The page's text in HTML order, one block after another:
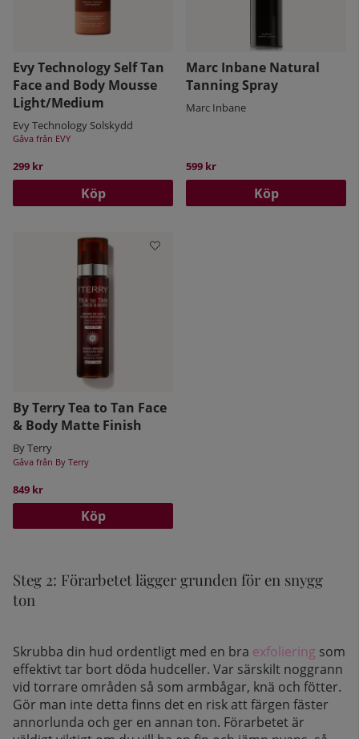
Evy Technology Self Tan
Face and Body Mousse
Light/Medium
Evy Technology Solskydd
Gåva från EVY
299 kr
Köp
Marc Inbane Natural
Tanning Spray
Marc Inbane
599 kr
Köp
By Terry Tea to Tan Face
& Body Matte Finish
By Terry
Gåva från By Terry
849 kr
Köp
Steg 2: Förarbetet lägger grunden för en snygg
ton
Skrubba din hud ordentligt med en bra exfoliering som
effektivt tar bort döda hudceller. Var särskilt noggrann
vid torrare områden så som armbågar, knä och fötter.
Gör man inte detta finns det en risk att färgen fäster
annorlunda och ger en annan ton. Förarbetet är